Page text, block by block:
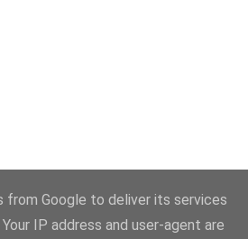
Powered by Blogger
from Google to deliver its services
IP address and user-agent are